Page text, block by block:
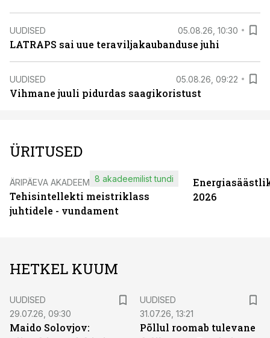
UUDISED 05.08.26, 10:30
LATRAPS sai uue teraviljakaubanduse juhi
UUDISED 05.08.26, 09:22
Vihmane juuli pidurdas saagikoristust
ÜRITUSED
ÄRIPÄEVA AKADEEMIA
Tehisintellekti meistriklass
juhtidele - vundament
8 akadeemilist tundi
2026
HETKEL KUUM
UUDISED
29.07.26, 09:30
Maido Solovjov:
UUDISED
31.07.26, 13:21
Põllul roomab tulevane